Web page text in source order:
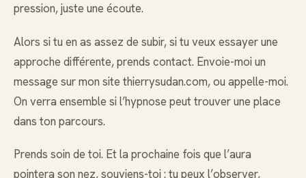
pression, juste une écoute.
Alors si tu en as assez de subir, si tu veux essayer une
approche différente, prends contact. Envoie-moi un
message sur mon site thierrysudan.com, ou appelle-moi.
On verra ensemble si l’hypnose peut trouver une place
dans ton parcours.
Prends soin de toi. Et la prochaine fois que l’aura
pointera son nez, souviens-toi : tu peux l’observer,